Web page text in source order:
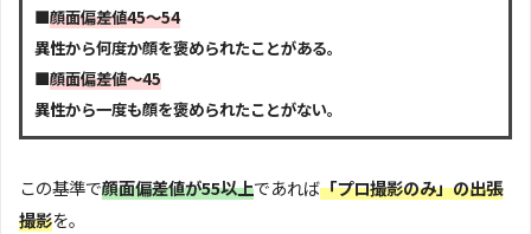
■顔面偏差値45～54
異性から何度か顔を褒められたことがある。
■顔面偏差値～45
異性から一度も顔を褒められたことがない。
この基準で顔面偏差値が55以上であれば「プロ撮影のみ」の出張
撮影を。